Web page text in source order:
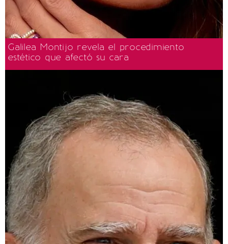
Galilea Montijo revela el procedimiento
estético que afectó su cara